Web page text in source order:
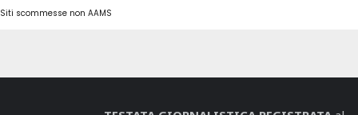
Siti scommesse non AAMS